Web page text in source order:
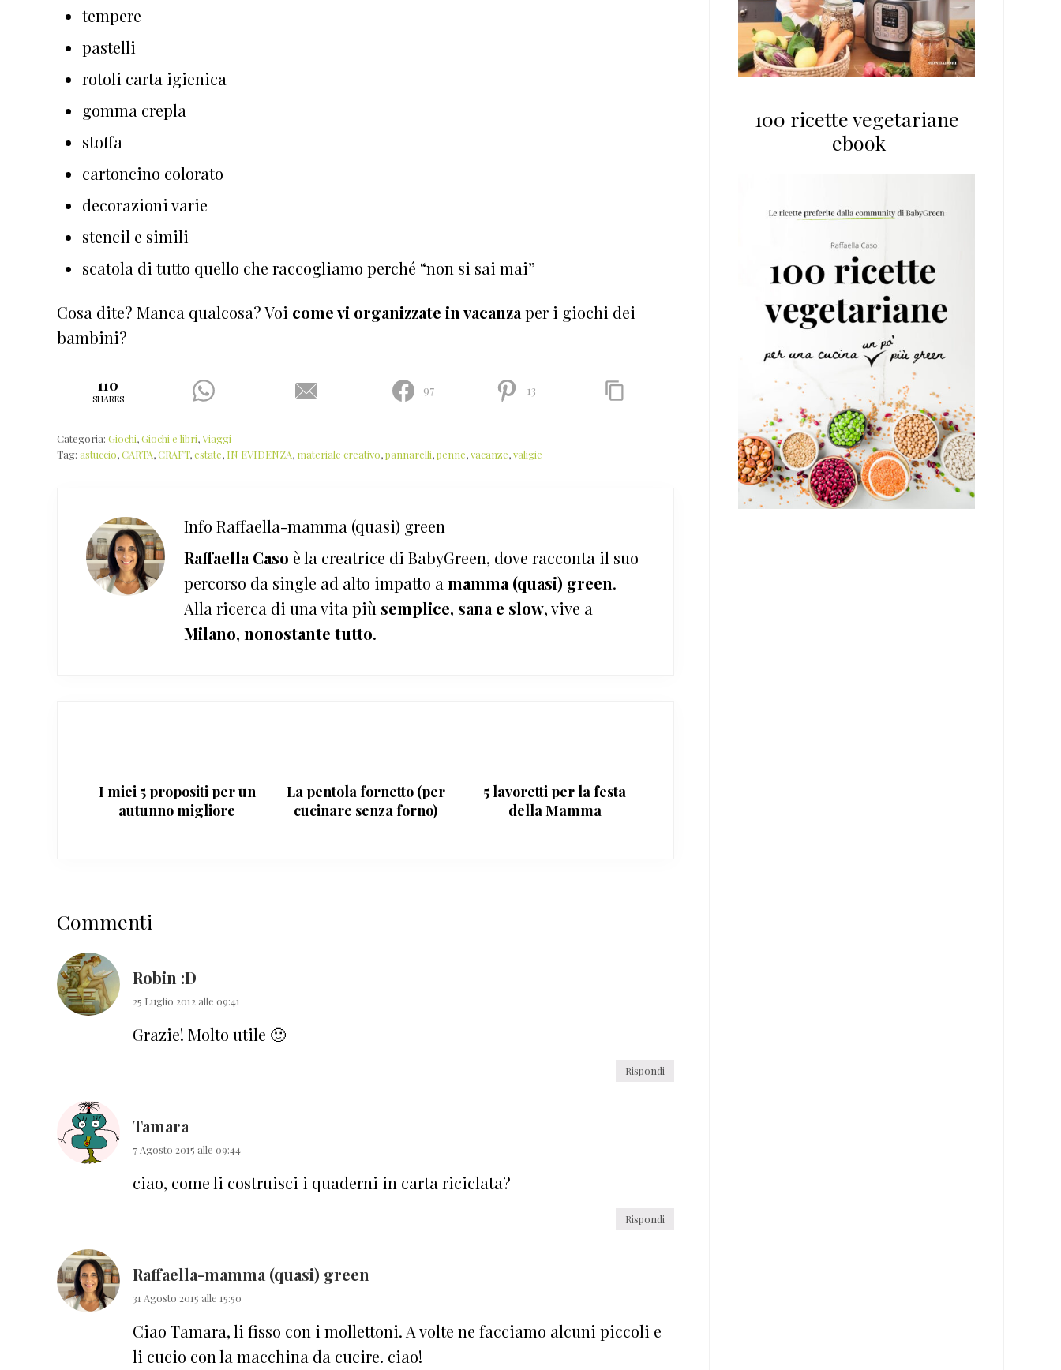
tempere
pastelli
rotoli carta igienica
gomma crepla
stoffa
cartoncino colorato
decorazioni varie
stencil e simili
scatola di tutto quello che raccogliamo perché “non si sai mai”
Cosa dite? Manca qualcosa? Voi come vi organizzate in vacanza per i giochi dei
bambini?
110
SHARES
97 13
Categoria: Giochi,Giochi e libri,Viaggi
Tag: astuccio,CARTA,CRAFT,estate, IN EVIDENZA, materiale creativo,pannarelli,penne,vacanze,valigie
Info Raffaella-mamma (quasi) green
Raffaella Caso è la creatrice di BabyGreen, dove racconta il suo
percorso da single ad alto impatto a mamma (quasi) green.
Alla ricerca di una vita più semplice, sana e slow, vive a
Milano, nonostante tutto.
I miei 5 propositi per un
autunno migliore
La pentola fornetto (per
cucinare senza forno)
5 lavoretti per la festa
della Mamma
del
lettore
Commenti
Robin :D
25 Luglio 2012 alle 09:41
Grazie! Molto utile 🙂
Rispondi
Tamara
7 Agosto 2015 alle 09:44
ciao, come li costruisci i quaderni in carta riciclata?
Rispondi
Raffaella-mamma (quasi) green
31 Agosto 2015 alle 15:50
Ciao Tamara, li fisso con i mollettoni. A volte ne facciamo alcuni piccoli e
li cucio con la macchina da cucire. ciao!
100 ricette vegetariane
|ebook